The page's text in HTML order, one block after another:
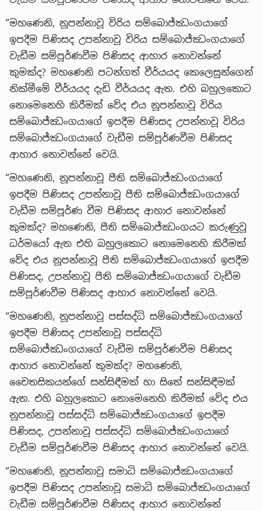
“මහණෙනි, නූපන්නාවූ විරිය සම්බොජ්ඣංගයාගේ
ඉපදීම පිණිසද උපන්නාවූ විරිය සම්බොජ්ඣංගයාගේ
වැඩීම සම්පූර්ණවීම පිණිසද ආහාර නොවන්නේ
කුමක්ද? මහණෙනි පටන්ගත් වීර්යයද කෙලෙසුන්ගෙන්
නික්මීමේ වීර්යයද දැඩි වීර්යයද ඇත. එහි බහුලකොට
නොමෙනෙහි කිරීමක් වේද එය නූපන්නාවූ විරිය
සම්බොජ්ඣංගයාගේ ඉපදීම පිණිසද උපන්නාවූ විරිය
සම්බොජ්ඣංගයාගේ වැඩීම සම්පූර්ණවීම පිණිසද
ආහාර නොවන්නේ වෙයි.
“මහණෙනි, නූපන්නාවූ පීති සම්බොජ්ඣංගයාගේ
ඉපදීම පිණිසද උපන්නාවූ පීති සම්බොජ්ඣංගයාගේ
වැඩීම සම්පූර්ණ වීම පිණිසද ආහාර නොවන්නේ
කුමක්ද? මහණෙනි, පීති සම්බොජ්ඣංගයට කරුණුවූ
ධර්මයෝ ඇත එහි බහුලකොට නොමෙනෙහි කිරීමක්
වේද එය නූපන්නාවූ පීති සම්බොජ්ඣංගයාගේ ඉපදීම
පිණිසද, උපන්නාවූ පීති සම්බොජ්ඣංගයාගේ වැඩීම
සම්පූර්ණවීම පිණිසද ආහාර නොවන්නේ වෙයි.
“මහණෙනි, නූපන්නාවූ පස්සද්ධි සම්බොජ්ඣංගයාගේ
ඉපදීම පිණිසද උපන්නාවූ පස්සද්ධි
සම්බොජ්ඣංගයාගේ වැඩීම සම්පූර්ණවීම පිණිසද
ආහාර නොවන්නේ කුමක්ද? මහණෙනි,
චෛතසිකයන්ගේ සන්සිඳීමක් හා සිතේ සන්සිඳීමක්
ඇත. එහි බහුලකොට නොමෙනෙහි කිරීමක් වේද එය
නූපන්නාවූ පස්සද්ධි සම්බොජ්ඣංගයාගේ ඉපදීම
පිණිසද, උපන්නාවූ පස්සද්ධි සම්බොජ්ඣංගයාගේ
වැඩීම සම්පූර්ණවීම පිණිසද ආහාර නොවන්නේ වෙයි.
“මහණෙනි, නූපන්නාවූ සමාධි සම්බොජ්ඣංගයාගේ
ඉපදීම පිණිසද උපන්නාවූ සමාධි සම්බොජ්ඣංගයාගේ
වැඩීම සම්පූර්ණවීම පිණිසද ආහාර නොවන්නේ